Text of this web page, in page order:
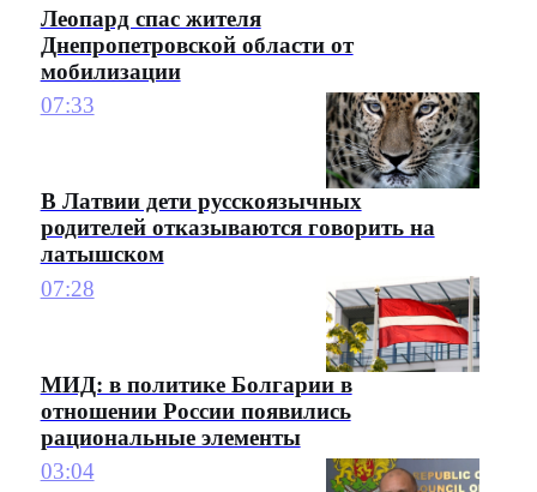
Леопард спас жителя
Днепропетровской области от
мобилизации
07:33
В Латвии дети русскоязычных
родителей отказываются говорить на
латышском
07:28
МИД: в политике Болгарии в
отношении России появились
рациональные элементы
03:04